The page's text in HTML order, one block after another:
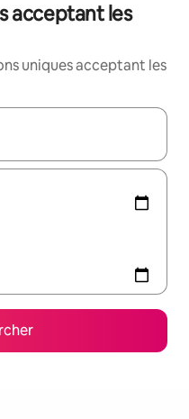
acceptant les
uniques acceptant les
utilisez les flèches vers le